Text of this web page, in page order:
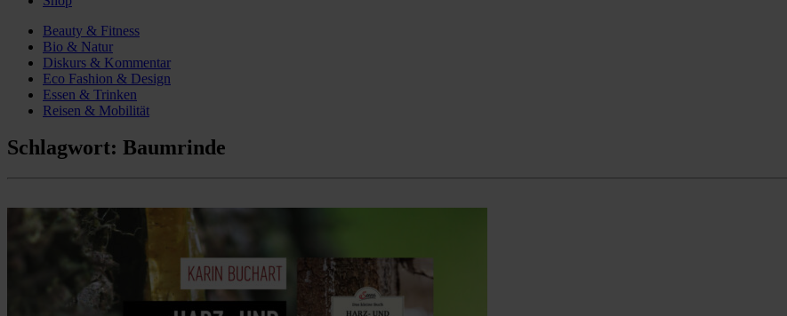
Beauty & Fitness
Bio & Natur
Diskurs & Kommentar
Eco Fashion & Design
Essen & Trinken
Reisen & Mobilität
Schlagwort: Baumrinde